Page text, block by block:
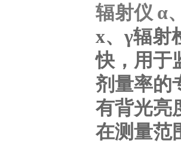
辐射仪 α
х、γ辐射
快，用于
剂量率的
有背光亮
在测量范